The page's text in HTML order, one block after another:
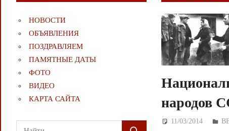
народов
11/03/2014
НОВОСТИ
ОБЪЯВЛЕНИЯ
ПОЗДРАВЛЯЕМ
ПАМЯТНЫЕ ДАТЫ
ФОТО
ВИДЕО
КАРТА САЙТА
Поиск